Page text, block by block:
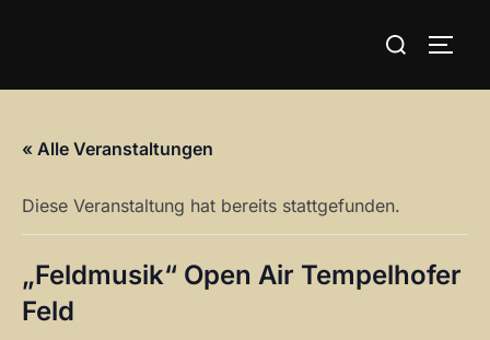
Suchen
« Alle Veranstaltungen
Diese Veranstaltung hat bereits stattgefunden.
„Feldmusik“ Open Air Tempelhofer
Feld